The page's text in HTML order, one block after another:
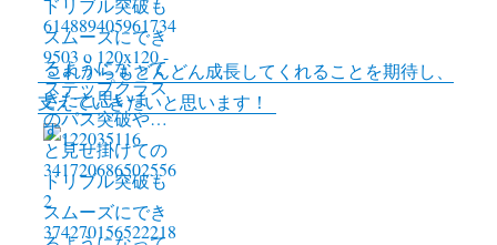
これからもどんどん成長してくれることを期待し、
支えていきたいと思います！